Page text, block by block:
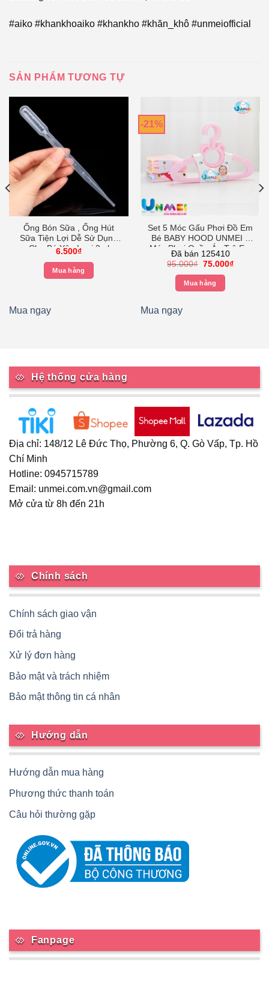
#aiko #khankhoaiko #khankho #khăn_khô #unmeiofficial
SẢN PHẨM TƯƠNG TỰ
Ống Bón Sữa , Ống Hút
Sữa Tiện Lợi Dễ Sử Dụng
Cho Bé Yêu Loại 3ml
6.500₫
Mua hàng
Mua ngay
-21%
Set 5 Móc Gấu Phơi Đồ Em
Bé BABY HOOD UNMEI –
Móc Phơi Quần Áo Trê Em
– Xoay 360 độ- Nhựa Cao
Cấp màu Hồng
Đã bán 125410
95.000₫ Giá
là:
95.000₫.
75.000₫Giá
Mua hàng
Mua ngay
Hệ thống cửa hàng
Địa chỉ: 148/12 Lê Đức Thọ, Phường 6, Q. Gò Vấp, Tp. Hồ
Chí Minh
Hotline: 0945715789
Email: unmei.com.vn@gmail.com
Mở cửa từ 8h đến 21h
Chính sách
Chính sách giao vận
Đổi trả hàng
Xử lý đơn hàng
Bảo mật và trách nhiệm
Bảo mật thông tin cá nhân
Hướng dẫn
Hướng dẫn mua hàng
Phương thức thanh toán
Câu hỏi thường gặp
Fanpage